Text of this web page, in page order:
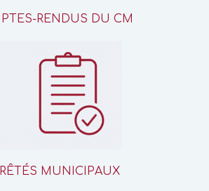
RENDUS DU CM
MUNICIPAUX